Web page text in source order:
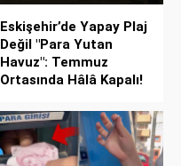
Eskişehir’de Yapay Plaj
Değil "Para Yutan
Havuz": Temmuz
Ortasında Hâlâ Kapalı!